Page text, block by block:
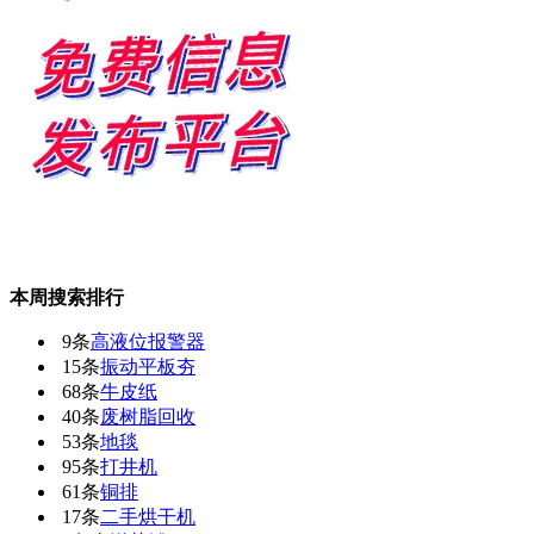
本周搜索排行
9条高液位报警器
15条振动平板夯
68条牛皮纸
40条废树脂回收
53条地毯
95条打井机
61条铜排
17条二手烘干机